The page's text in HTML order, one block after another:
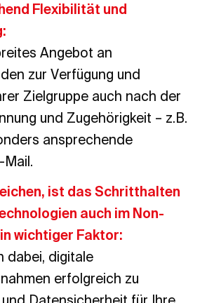
Flexibilität und
Angebot an
zur Verfügung und
Zielgruppe auch nach der
und Zugehörigkeit – z.B.
ansprechende
ist das Schritthalten
auch im Non-
wichtiger Faktor:
dabei, digitale
erfolgreich zu